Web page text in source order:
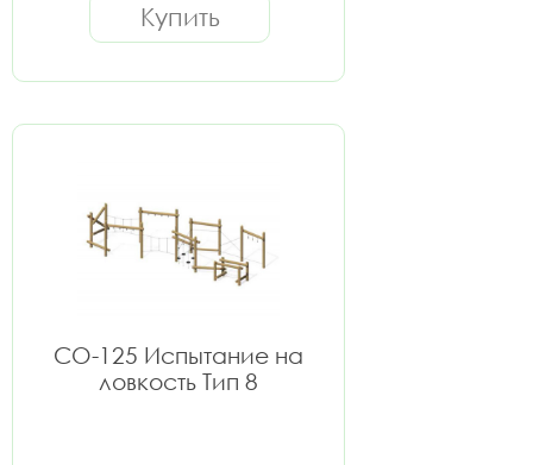
Купить
СО-125 Испытание на
ловкость Тип 8